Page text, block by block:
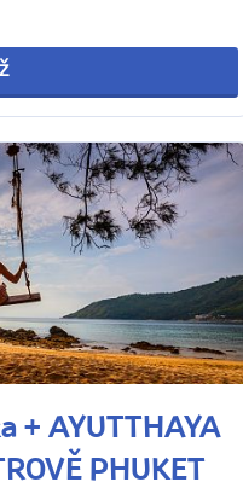
+ AYUTTHAYA
PHUKET